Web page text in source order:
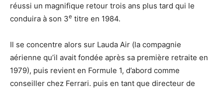
réussi un magnifique retour trois ans plus tard qui le
conduira à son 3e titre en 1984.
Il se concentre alors sur Lauda Air (la compagnie
aérienne qu’il avait fondée après sa première retraite en
1979), puis revient en Formule 1, d’abord comme
conseiller chez Ferrari. puis en tant que directeur de